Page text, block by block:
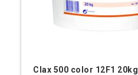
Clax 500 color 12F1 20kg